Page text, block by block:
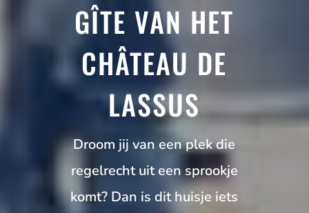
GÎTE VAN HET
CHÂTEAU DE
LASSUS
Droom jij van een plek die
regelrecht uit een sprookje
komt? Dan is dit huisje iets